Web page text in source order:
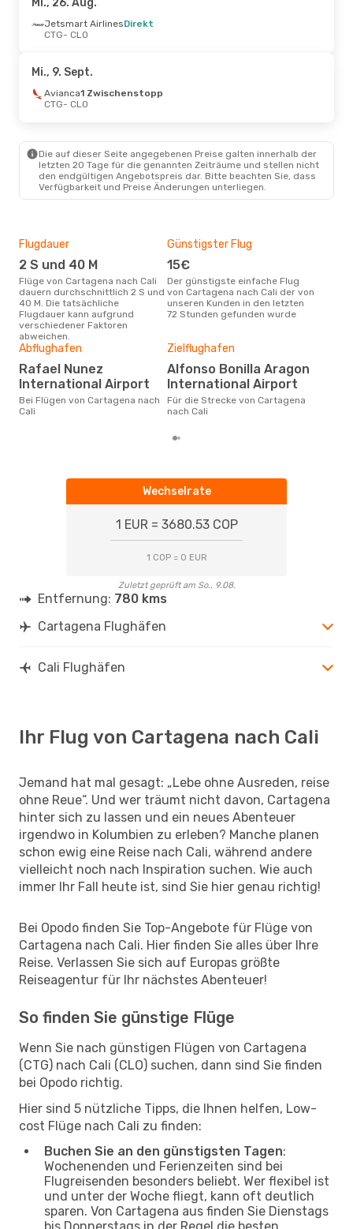
Jetsmart AirlinesDirekt
CTG- CLO
Mi., 9. Sept.
Avianca1 Zwischenstopp
CTG- CLO
Die auf dieser Seite angegebenen Preise galten innerhalb der
letzten 20 Tage für die genannten Zeiträume und stellen nicht
den endgültigen Angebotspreis dar. Bitte beachten Sie, dass
Verfügbarkeit und Preise Änderungen unterliegen.
Flugdauer
2 S und 40 M
Flüge von Cartagena nach Cali
dauern durchschnittlich 2 S und
40 M. Die tatsächliche
Flugdauer kann aufgrund
verschiedener Faktoren
abweichen.
Günstigster Flug
15€
Der günstigste einfache Flug
von Cartagena nach Cali der von
unseren Kunden in den letzten
72 Stunden gefunden wurde
Abflughafen
Rafael Nunez
International Airport
Bei Flügen von Cartagena nach
Cali
Zielflughafen
Alfonso Bonilla Aragon
International Airport
Für die Strecke von Cartagena
nach Cali
Wechselrate
1 EUR = 3680.53 COP
1 COP = 0 EUR
Zuletzt geprüft am So., 9.08.
Entfernung: 780 kms
Cartagena Flughäfen
Cali Flughäfen
Ihr Flug von Cartagena nach Cali
Jemand hat mal gesagt: „Lebe ohne Ausreden, reise
ohne Reue“. Und wer träumt nicht davon, Cartagena
hinter sich zu lassen und ein neues Abenteuer
irgendwo in Kolumbien zu erleben? Manche planen
schon ewig eine Reise nach Cali, während andere
vielleicht noch nach Inspiration suchen. Wie auch
immer Ihr Fall heute ist, sind Sie hier genau richtig!
Bei Opodo finden Sie Top-Angebote für Flüge von
Cartagena nach Cali. Hier finden Sie alles über Ihre
Reise. Verlassen Sie sich auf Europas größte
Reiseagentur für Ihr nächstes Abenteuer!
So finden Sie günstige Flüge
Wenn Sie nach günstigen Flügen von Cartagena
(CTG) nach Cali (CLO) suchen, dann sind Sie finden
bei Opodo richtig.
Hier sind 5 nützliche Tipps, die Ihnen helfen, Low-
cost Flüge nach Cali zu finden:
Buchen Sie an den günstigsten Tagen:
Wochenenden und Ferienzeiten sind bei
Flugreisenden besonders beliebt. Wer flexibel ist
und unter der Woche fliegt, kann oft deutlich
sparen. Von Cartagena aus finden Sie Dienstags